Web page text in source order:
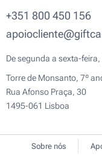
+351 800 450 156
De segunda a sexta-
Torre de Monsanto, 7º
Rua Afonso Praça, 30
1495-061 Lisboa
Sobre nós